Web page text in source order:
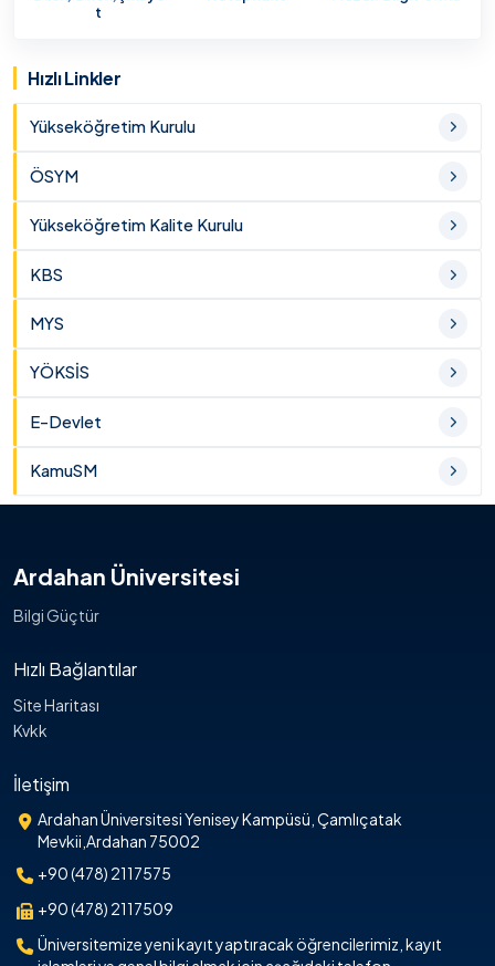
t
Hızlı Linkler
Yükseköğretim Kurulu
ÖSYM
Yükseköğretim Kalite Kurulu
KBS
MYS
YÖKSİS
E-Devlet
KamuSM
Ardahan Üniversitesi
Bilgi Güçtür
Hızlı Bağlantılar
Site Haritası
Kvkk
İletişim
Ardahan Üniversitesi Yenisey Kampüsü, Çamlıçatak
Mevkii,Ardahan 75002
+90 (478) 2117575
+90 (478) 2117509
Üniversitemize yeni kayıt yaptıracak öğrencilerimiz, kayıt